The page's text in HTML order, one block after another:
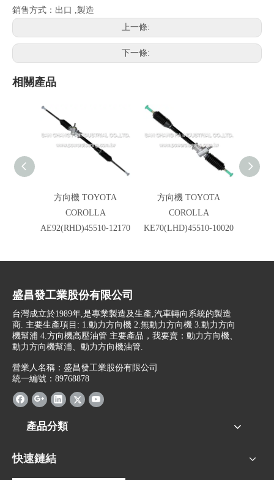
銷售方式：出口 ,製造
上一條:
下一條:
相關產品
方向機 TOYOTA
COROLLA
AE92(RHD)45510-12170
方向機 TOYOTA
COROLLA
KE70(LHD)45510-10020
盛昌發工業股份有限公司
台灣成立於1989年,是專業製造及生產,汽車轉向系統的製造
商. 主要生產項目: 1.動力方向機 2.無動力方向機 3.動力方向
機幫浦 4.方向機高壓油管 主要產品，我要賣：動力方向機、
動力方向機幫浦、動力方向機油管.
營業人名稱：盛昌發工業股份有限公司
統一編號：89768878
產品分類
快速鏈結